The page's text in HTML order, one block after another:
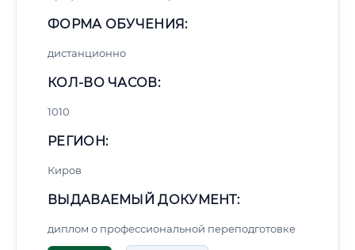
ФОРМА ОБУЧЕНИЯ:
дистанционно
КОЛ-ВО ЧАСОВ:
1010
РЕГИОН:
Киров
ВЫДАВАЕМЫЙ ДОКУМЕНТ:
диплом о профессиональной переподготовке